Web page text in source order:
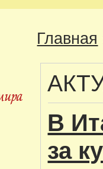
Главная
В
за